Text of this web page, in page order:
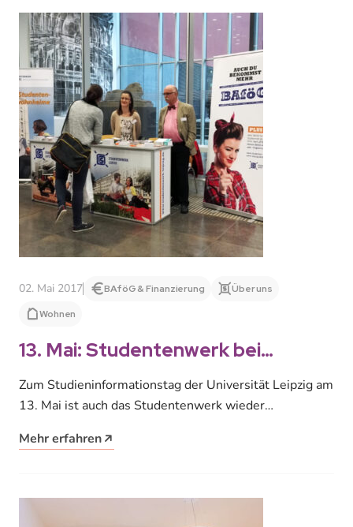
02. Mai 2017 BAföG & Finanzierung
Über uns
Wohnen
13. Mai: Studentenwerk bei
Studieninfotag der Uni Leipzig
Zum Studieninformationstag der Universität Leipzig am
13. Mai ist auch das Studentenwerk wieder
Wohnen,…
Mehr erfahren